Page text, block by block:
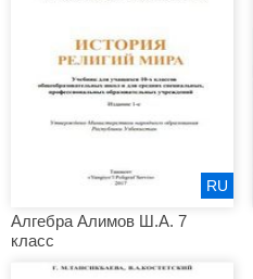
Алгебра Алимов Ш.А. 7
класс
RU